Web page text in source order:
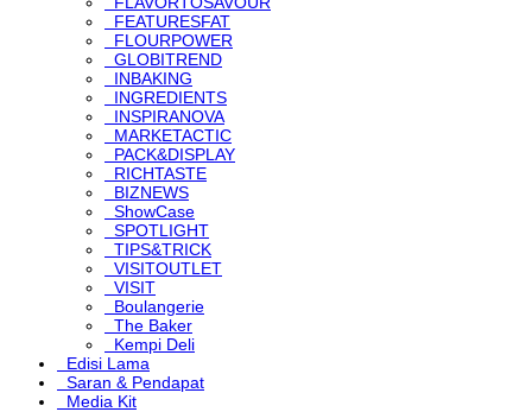
FEATURESFAT
FLOURPOWER
GLOBITREND
INBAKING
INGREDIENTS
INSPIRANOVA
MARKETACTIC
PACK&DISPLAY
RICHTASTE
BIZNEWS
ShowCase
SPOTLIGHT
TIPS&TRICK
VISITOUTLET
VISIT
Boulangerie
The Baker
Kempi Deli
Edisi Lama
Saran & Pendapat
Media Kit